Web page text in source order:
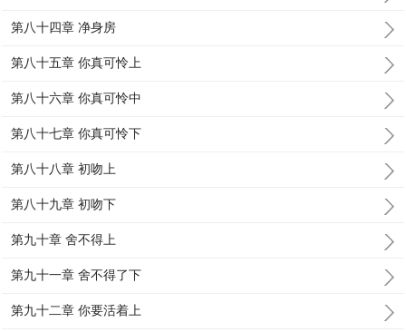
第八十四章 净身房
第八十五章 你真可怜上
第八十六章 你真可怜中
第八十七章 你真可怜下
第八十八章 初吻上
第八十九章 初吻下
第九十章 舍不得上
第九十一章 舍不得了下
第九十二章 你要活着上